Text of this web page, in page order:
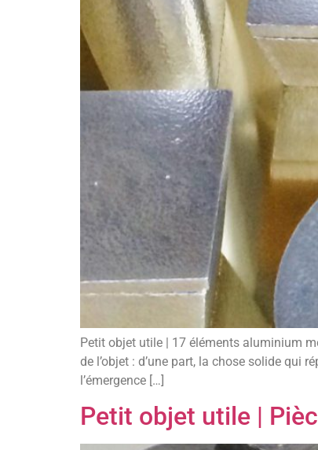
Petit objet utile | 17 éléments aluminium
de l’objet : d’une part, la chose solide qui
l’émergence […]
Petit objet utile |